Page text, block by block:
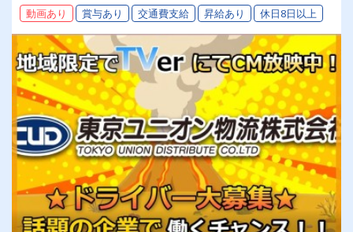
実可◎「安心・安全」で働く。東京ユニオン物流
でドライバーライフを送りませんか？
動画あり 賞与あり 交通費支給 昇給あり 休日8日以上